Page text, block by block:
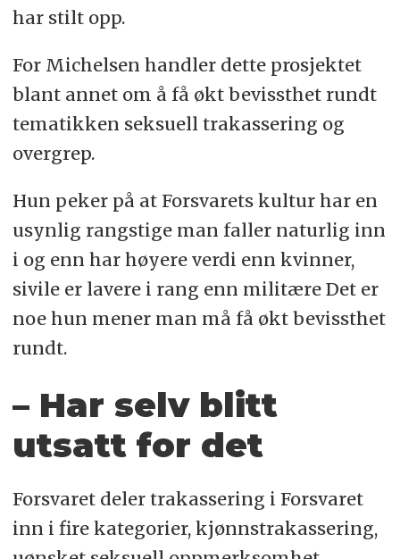
har stilt opp.
For Michelsen handler dette prosjektet
blant annet om å få økt bevissthet rundt
tematikken seksuell trakassering og
overgrep.
Hun peker på at Forsvarets kultur har en
usynlig rangstige man faller naturlig inn
i og enn har høyere verdi enn kvinner,
sivile er lavere i rang enn militære Det er
noe hun mener man må få økt bevissthet
rundt.
– Har selv blitt
utsatt for det
Forsvaret deler trakassering i Forsvaret
inn i fire kategorier, kjønnstrakassering,